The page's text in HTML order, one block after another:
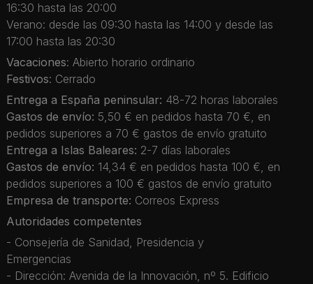
16:30 hasta las 20:00
Verano: desde las 09:30 hasta las 14:00 y desde las
17:00 hasta las 20:30
Vacaciones: Abierto horario ordinario
Festivos: Cerrado
Entrega a España peninsular: 48-72 horas laborales
Gastos de envío: 5,50 € en pedidos hasta 70 €, en
pedidos superiores a 70 € gastos de envío gratuito
Entrega a Islas Baleares: 2-7 días laborales
Gastos de envío: 14,34 € en pedidos hasta 100 €, en
pedidos superiores a 100 € gastos de envío gratuito
Empresa de transporte: Correos Express
Autoridades competentes
- Consejería de Sanidad, Presidencia y
Emergencias
- Dirección: Avenida de la Innovación, nº 5. Edificio